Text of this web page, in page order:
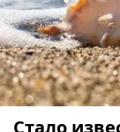
Стало